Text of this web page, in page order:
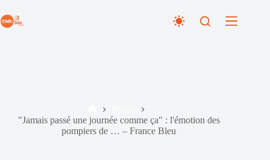
au
contenu
Accueil
"Jamais passé une journée comme ça" : l'émotion des
pompiers de … – France Bleu